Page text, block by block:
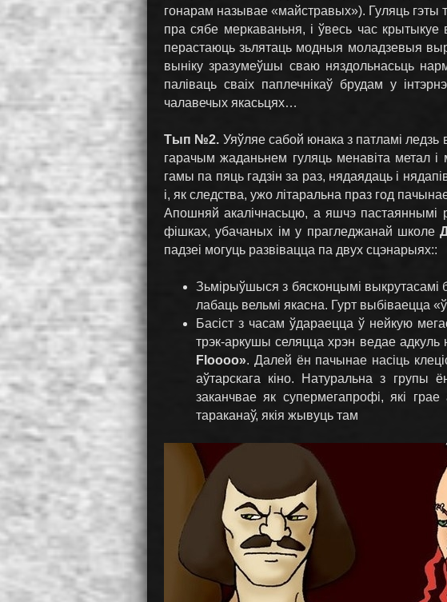
гонарам называе «майстравых»). Гуляць
пра сябе меркаваньня, і ўвесь час
перастаюць зьлятаць модныя моладзевыя
выніку зразумеўшы сваю няздольнасьць
паліваць сваіх паплечнікаў брудам у
чалавечых якасьцях…
Тып №2. Уяўляе сабой юнака з патламі ледзь
гарачым жаданьнем гуляць менавіта метал і
гамы па пяць гадзін за раз, нядаядаць і
і, як следства, ужо літаральна праз год
Апошняй акалічнасьцю, а яшчэ пастаяннымі
фішках, убачаных ім у прагледжанай школе
падзеі могуць развівацца па двух сцэнарыях::
Зьмірыўшыся з бясконцымі выкрутасамі
лабаць вельмі якасна. Гурт выбіваецца
Басіст з часам ўдараецца ў нейкую
трэк-аркушы селяцца хрэн ведае
Floooo». Далей ён пачынае насіць
аўтарскага кіно. Натуральна з групы
заканчвае як супермегапрофі, які
тараканаў, якія жывуць там